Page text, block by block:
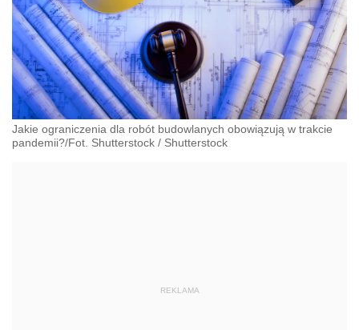
Jakie ograniczenia dla robót budowlanych obowiązują w trakcie
pandemii?/Fot. Shutterstock / Shutterstock